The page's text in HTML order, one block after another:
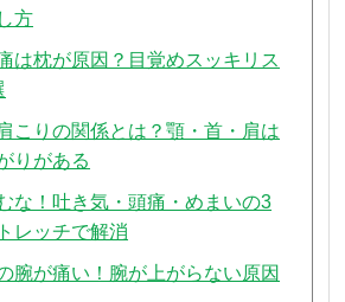
方
は枕が原因？目覚めスッキリス
こりの関係とは？顎・首・肩は
りがある
な！吐き気・頭痛・めまいの3
レッチで解消
腕が痛い！腕が上がらない原因